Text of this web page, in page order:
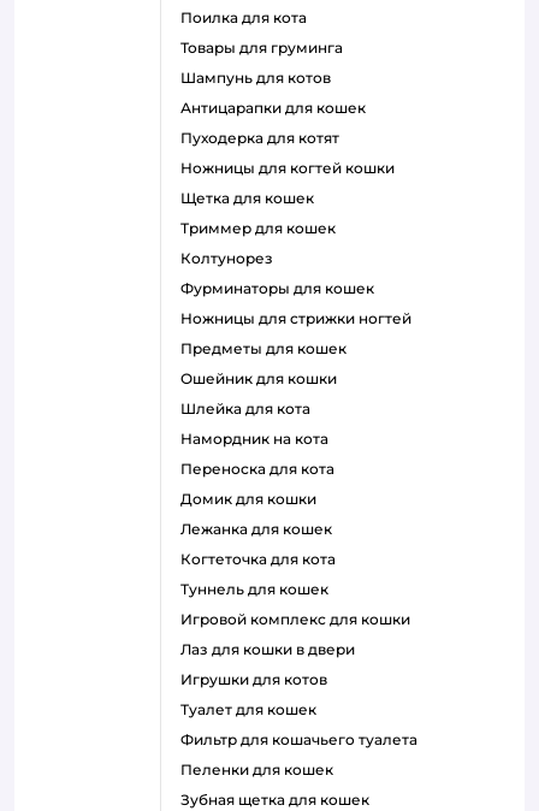
поилка для кота
товары для груминга
шампунь для котов
антицарапки для кошек
пуходерка для котят
ножницы для когтей кошки
щетка для кошек
триммер для кошек
колтунорез
фурминаторы для кошек
ножницы для стрижки ногтей
предметы для кошек
ошейник для кошки
шлейка для кота
намордник на кота
переноска для кота
домик для кошки
лежанка для кошек
когтеточка для кота
туннель для кошек
игровой комплекс для кошки
лаз для кошки в двери
игрушки для котов
туалет для кошек
фильтр для кошачьего туалета
пеленки для кошек
зубная щетка для кошек